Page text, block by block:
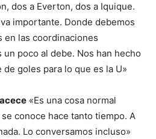
dos a Everton, dos a Iquique.
importante. Donde debemos
en las coordinaciones
poco al debe. Nos han hecho
goles para lo que es la U»
«Es una cosa normal
conoce hace tanto tiempo. A
Lo conversamos incluso»